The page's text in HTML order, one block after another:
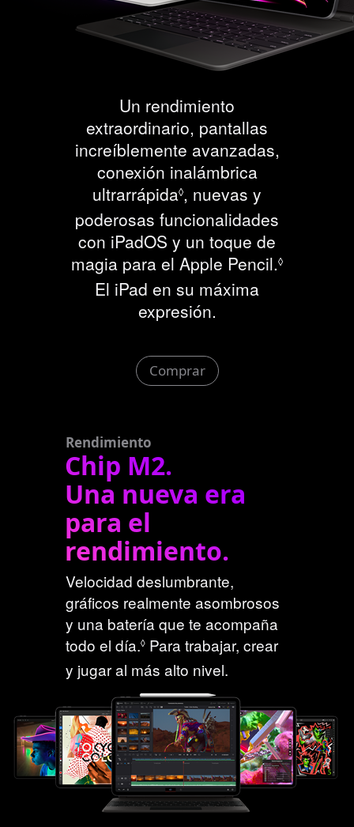
Un rendimiento
extraordinario, pantallas
increíblemente avanzadas,
conexión inalámbrica
ultrarrápida◊C
o
n
s
u
l
t
r
l
i
s
l
e
g
a
l
e
s
, nuevas y
poderosas funcionalidades
con iPadOS y un toque de
magia para el Apple Pencil.◊
a
l
e
s
El iPad en su máxima
expresión.
Comprar
Rendimiento
Chip M2.
Una nueva era
para el
rendimiento.
Velocidad deslumbrante,
gráficos realmente asombrosos
y una batería que te acompaña
todo el día.◊C
o
n
s
u
l
t
a
r
Para trabajar, crear
y jugar al más alto nivel.